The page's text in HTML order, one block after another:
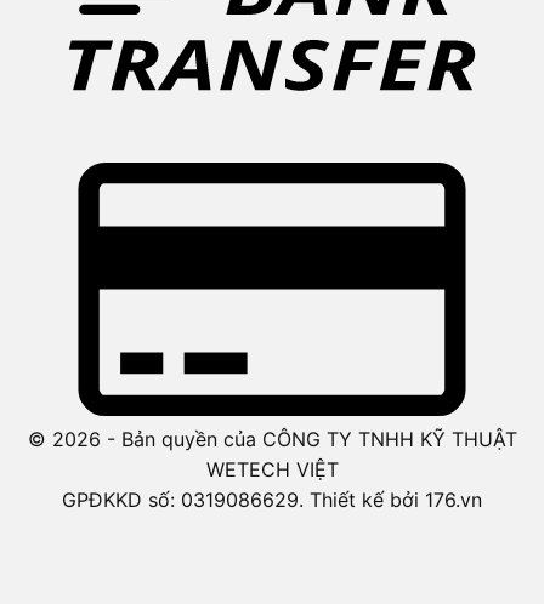
© 2026 - Bản quyền của CÔNG TY TNHH KỸ THUẬT
WETECH VIỆT
GPĐKKD số: 0319086629. Thiết kế bởi 176.vn